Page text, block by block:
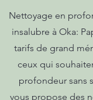
Nettoyage en
insalubre à Oka:
tarifs de grand
ceux qui
profondeur sans
vous propose des